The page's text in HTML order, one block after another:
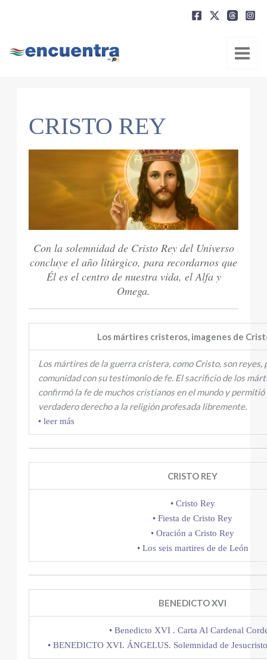
CRISTO REY
Con la solemnidad de Cristo Rey del Universo
concluye el año litúrgico, para recordarnos que
Él es el centro de nuestra vida, el Alfa y
Omega.
Los mártires cristeros, imagenes de
Los mártires de la guerra cristera, como Cristo, son reyes,
comunidad con su testimonio de fe. El sacrificio de los
confirmó la fe de muchos cristianos en el mundo y
verdadero derecho a la religión profesada libremente.
• leer más
CRISTO REY
• Cristo Rey
• Fiesta de Cristo Rey
• Oración a Cristo Rey
• Los seis martires de de León
BENEDICTO XVI
• Benedicto XVI . Carta Al Cardenal
• BENEDICTO XVI. ÁNGELUS. Solemnidad de